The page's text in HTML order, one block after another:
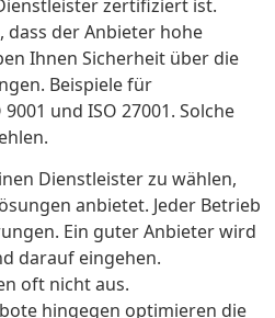
zertifiziert ist.
der Anbieter hohe
Ihnen Sicherheit über die
Beispiele für
und ISO 27001. Solche
Dienstleister zu wählen,
anbietet. Jeder Betrieb
Ein guter Anbieter wird
darauf eingehen.
oft nicht aus.
hingegen optimieren die